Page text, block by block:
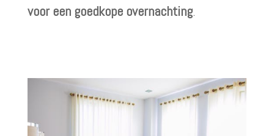
voor een goedkope overnachting.